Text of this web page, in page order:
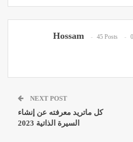
Hossam 45 Posts
NEXT POST
كل ماتريد معرفته عن إنشاء
السيرة الذاتية 2023